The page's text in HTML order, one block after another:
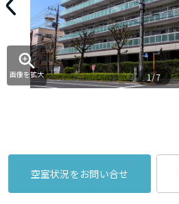
画像を拡大 1/7
空室状況をお問い合せ